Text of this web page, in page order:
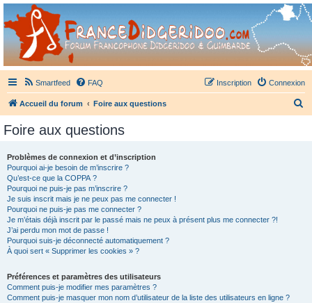
France Didgeridoo
Didgeridoo et Guimbarde sur France Didgeridoo - retrouvez la communauté.
Smartfeed FAQ Connexion
Inscription
Accueil du forum Foire aux questions
Foire aux questions
Problèmes de connexion et d’inscription
Pourquoi ai-je besoin de m’inscrire ?
Qu’est-ce que la COPPA ?
Pourquoi ne puis-je pas m’inscrire ?
Je suis inscrit mais je ne peux pas me connecter !
Pourquoi ne puis-je pas me connecter ?
Je m’étais déjà inscrit par le passé mais ne peux à présent plus me connecter ?!
J’ai perdu mon mot de passe !
Pourquoi suis-je déconnecté automatiquement ?
À quoi sert « Supprimer les cookies » ?
Préférences et paramètres des utilisateurs
Comment puis-je modifier mes paramètres ?
Comment puis-je masquer mon nom d’utilisateur de la liste des utilisateurs en ligne ?